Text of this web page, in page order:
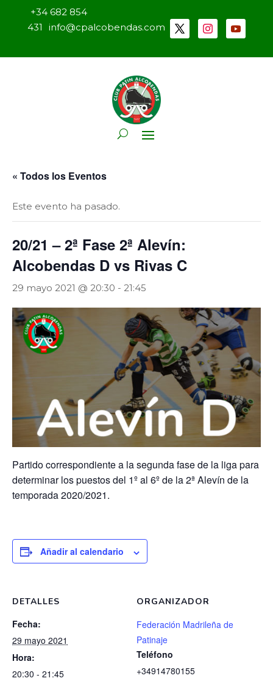
+34 682 854
431
info@cpalcobendas.com
« Todos los Eventos
Este evento ha pasado.
20/21 – 2ª Fase 2ª Alevín:
Alcobendas D vs Rivas C
29 mayo 2021 @ 20:30 - 21:45
Partido correspondiente a la segunda fase de la liga para
determinar los puestos del 1º al 6º de la 2ª Alevín de la
temporada 2020/2021.
Añadir al calendario
DETALLES
Fecha:
29 mayo 2021
Hora:
20:30 - 21:45
ORGANIZADOR
Federación Madrileña de
Patinaje
Teléfono
+34914780155